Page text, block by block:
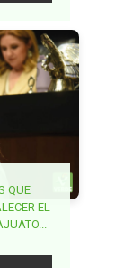
QUE
EL
DE
A LA